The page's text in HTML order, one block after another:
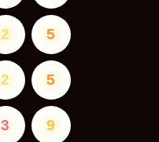
2 5
2 5
3 9